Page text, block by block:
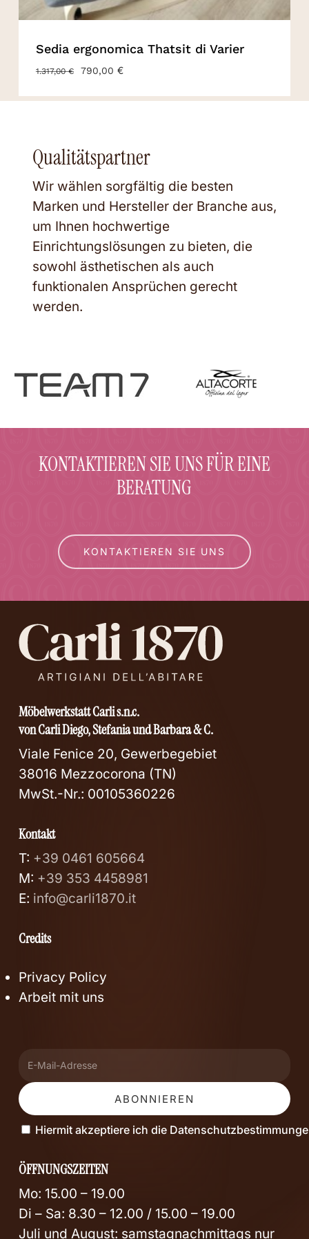
Sedia ergonomica Thatsit di Varier
1.317,00€
URSPRÜNGLICHER
WAR:
790,00 €
IST:
Qualitätspartner
Wir wählen sorgfältig die besten
Marken und Hersteller der Branche aus,
um Ihnen hochwertige
Einrichtungslösungen zu bieten, die
sowohl ästhetischen als auch
funktionalen Ansprüchen gerecht
werden.
KONTAKTIEREN SIE UNS FÜR EINE
BERATUNG
KONTAKTIEREN SIE UNS
Möbelwerkstatt Carli s.n.c.
von Carli Diego, Stefania und Barbara & C.
Viale Fenice 20, Gewerbegebiet
38016 Mezzocorona (TN)
MwSt.-Nr.: 00105360226
Kontakt
T: +39 0461 605664
M: +39 353 4458981
E: info@carli1870.it
Credits
Privacy Policy
Arbeit mit uns
Hiermit akzeptiere ich die
ÖFFNUNGSZEITEN
Mo: 15.00 – 19.00
Di – Sa: 8.30 – 12.00 / 15.00 – 19.00
Juli und August: samstagnachmittags nur